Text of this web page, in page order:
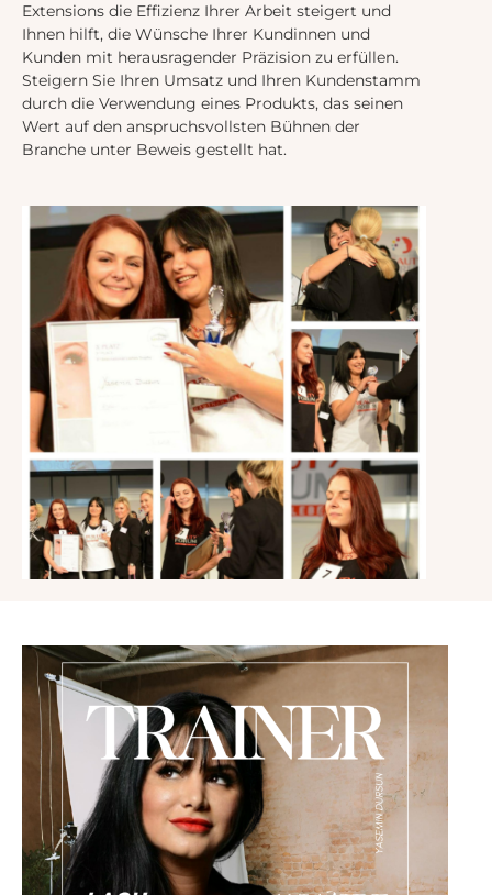
Extensions die Effizienz Ihrer Arbeit steigert und
Ihnen hilft, die Wünsche Ihrer Kundinnen und
Kunden mit herausragender Präzision zu erfüllen.
Steigern Sie Ihren Umsatz und Ihren Kundenstamm
durch die Verwendung eines Produkts, das seinen
Wert auf den anspruchsvollsten Bühnen der
Branche unter Beweis gestellt hat.